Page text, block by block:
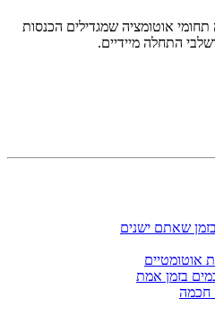
אוטומציה שמגדילים הכנסות
התחלה מיידיים.